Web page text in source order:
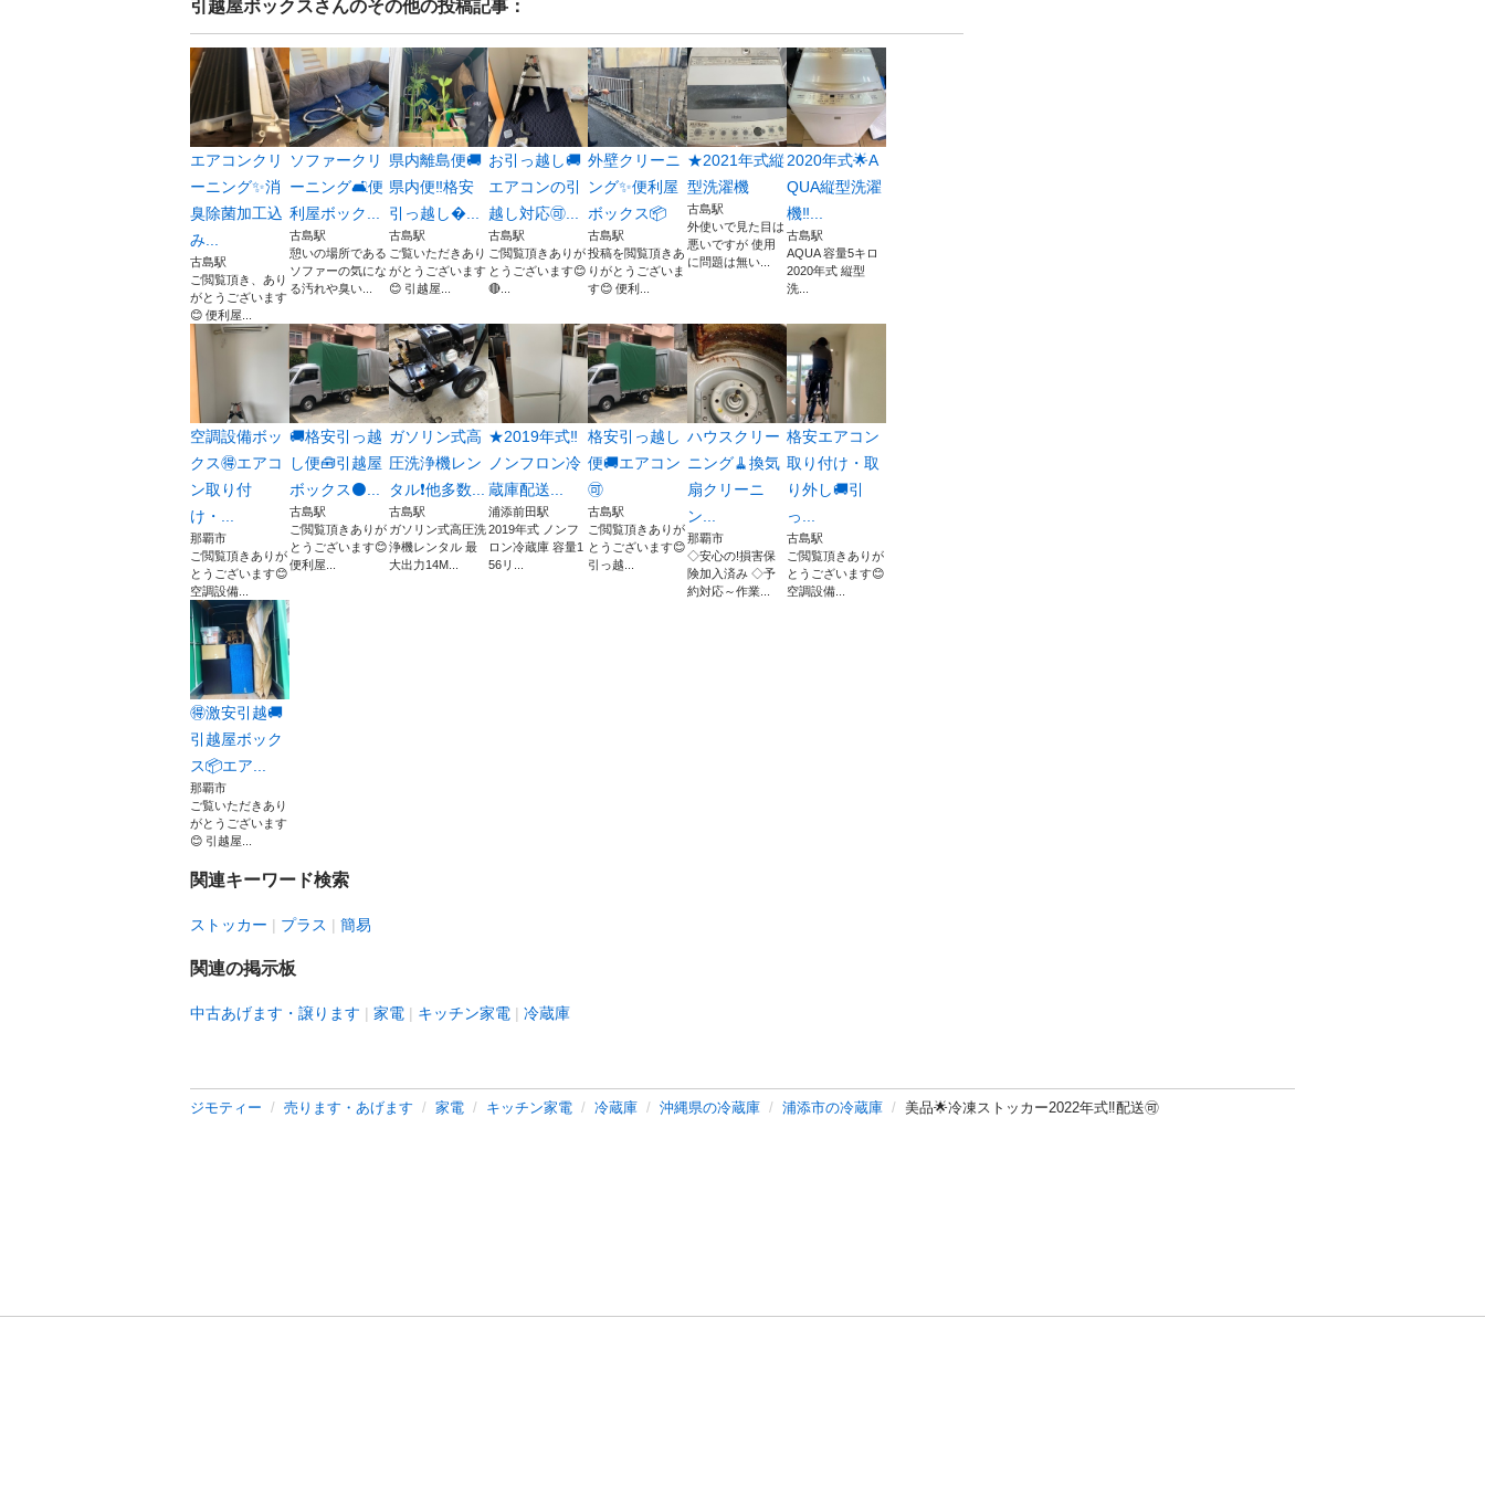
引越屋ボックスさんのその他の投稿記事：
エアコンクリ
ーニング✨消
臭除菌加工込
み...
古島駅
ご閲覧頂き、あり
がとうございます
😊 便利屋...
ソファークリ
ーニング🛋️便
利屋ボック...
古島駅
憩いの場所である
ソファーの気にな
る汚れや臭い...
県内離島便🚚
県内便‼️格安
引っ越し...
古島駅
ご覧いただきあり
がとうございます
😊 引越屋...
お引っ越し🚚
エアコンの引
越し対応🉑...
古島駅
ご閲覧頂きありが
とうございます😊
🔴...
外壁クリーニ
ング✨便利屋
ボックス📦
古島駅
投稿を閲覧頂きあ
りがとうございま
す😊 便利...
★2021年式縦
型洗濯機
古島駅
外使いで見た目は
悪いですが 使用
に問題は無い...
2020年式🌟A
QUA縦型洗濯
機‼️...
古島駅
AQUA 容量5キロ
2020年式 縦型
洗...
空調設備ボッ
クス🉐エアコ
ン取り付
け・...
那覇市
ご閲覧頂きありが
とうございます😊
空調設備...
🚚格安引っ越
し便🧰引越屋
ボックス⚫...
古島駅
ご閲覧頂きありが
とうございます😊
便利屋...
ガソリン式高
圧洗浄機レン
タル❗️他多数...
古島駅
ガソリン式高圧洗
浄機レンタル 最
大出力14M...
★2019年式‼️
ノンフロン冷
蔵庫配送...
浦添前田駅
2019年式 ノンフ
ロン冷蔵庫 容量1
56リ...
格安引っ越し
便🚚エアコン
🉑
古島駅
ご閲覧頂きありが
とうございます😊
引っ越...
ハウスクリー
ニング🧹換気
扇クリーニ
ン...
那覇市
◇安心の!損害保
険加入済み ◇予
約対応～作業...
格安エアコン
取り付け・取
り外し🚚引
っ...
古島駅
ご閲覧頂きありが
とうございます😊
空調設備...
🉐激安引越🚚
引越屋ボック
ス📦エア...
那覇市
ご覧いただきあり
がとうございます
😊 引越屋...
関連キーワード検索
ストッカー プラス 簡易
関連の掲示板
中古あげます・譲ります 家電 キッチン家電 冷蔵庫
ジモティー 売ります・あげます 家電 キッチン家電 冷蔵庫 沖縄県の冷蔵庫 浦添市の冷蔵庫 美品🌟冷凍ストッカー2022年式‼️配送🉑